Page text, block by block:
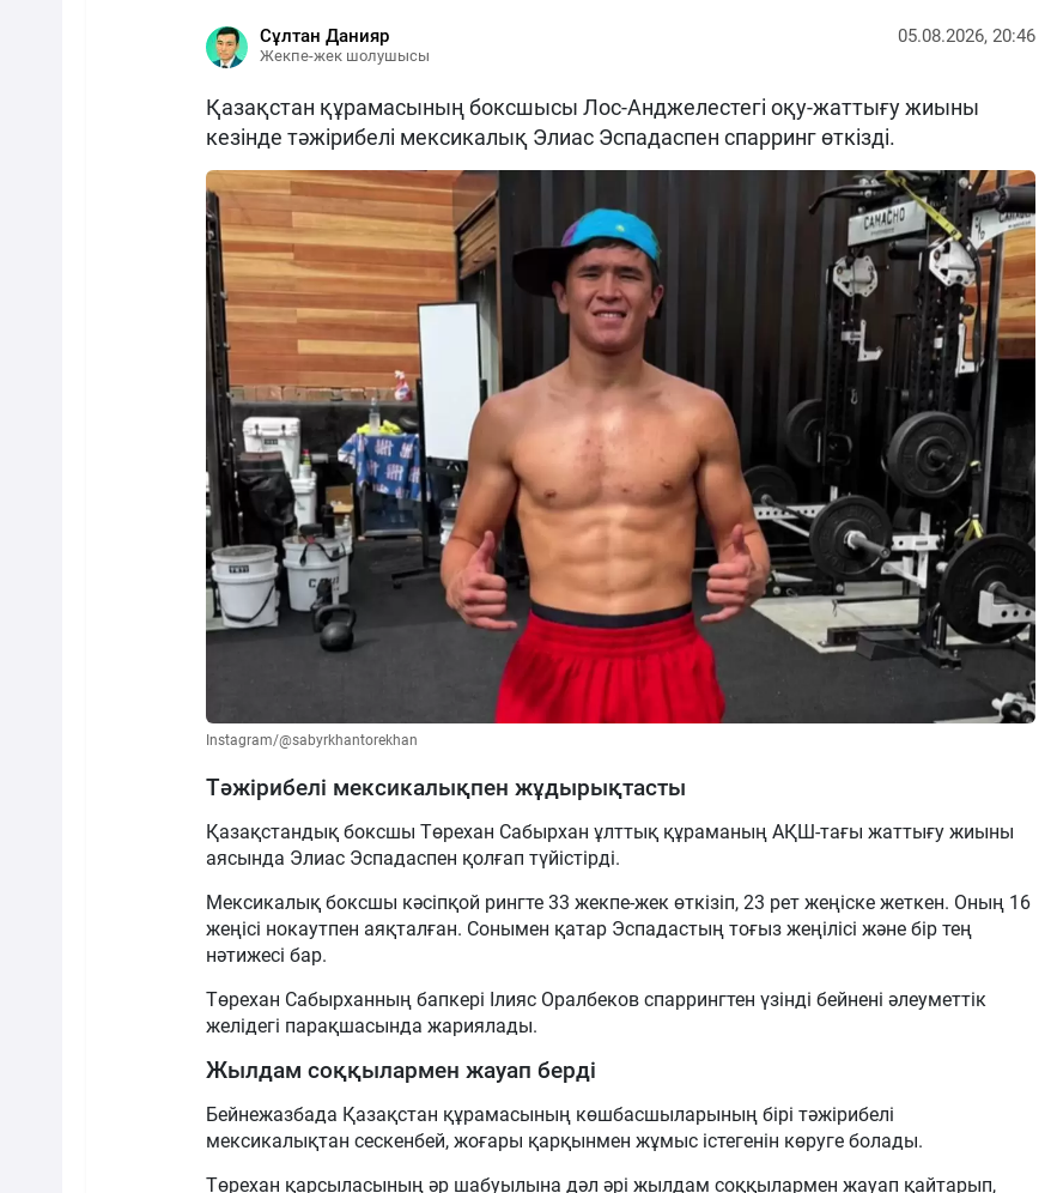
Сұлтан Данияр
Жекпе-жек шолушысы
05.08.2026, 20:46
Қазақстан құрамасының боксшысы Лос-Анджелестегі оқу-жаттығу жиыны
кезінде тәжірибелі мексикалық Элиас Эспадаспен спарринг өткізді.
Instagram/@sabyrkhantorekhan
Тәжірибелі мексикалықпен жұдырықтасты
Қазақстандық боксшы Төрехан Сабырхан ұлттық құраманың АҚШ-тағы жаттығу жиыны
аясында Элиас Эспадаспен қолғап түйістірді.
Мексикалық боксшы кәсіпқой рингте 33 жекпе-жек өткізіп, 23 рет жеңіске жеткен. Оның 16
жеңісі нокаутпен аяқталған. Сонымен қатар Эспадастың тоғыз жеңілісі және бір тең
нәтижесі бар.
Төрехан Сабырханның бапкері Ілияс Оралбеков спаррингтен үзінді бейнені әлеуметтік
желідегі парақшасында жариялады.
Жылдам соққылармен жауап берді
Бейнежазбада Қазақстан құрамасының көшбасшыларының бірі тәжірибелі
мексикалықтан сескенбей, жоғары қарқынмен жұмыс істегенін көруге болады.
Төрехан қарсыласының әр шабуылына дәл әрі жылдам соққылармен жауап қайтарып,